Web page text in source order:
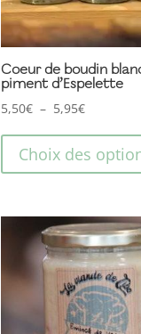
Coeur de boudin
piment d’Espelette
5,50€ – 5,95€Plage
prix :
5,50€
Choix des